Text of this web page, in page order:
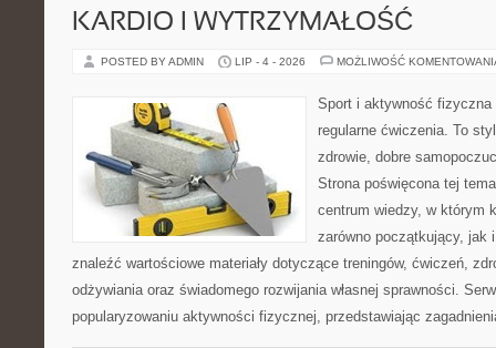
KARDIO I WYTRZYMAŁOŚĆ
POSTED BY ADMIN LIP - 4 - 2026 MOŻLIWOŚĆ
Sport i aktywność
regularne ćwiczenia. To
zdrowie, dobre
Strona poświęcona tej
centrum wiedzy, w którym
zarówno początkujący, jak
znaleźć wartościowe materiały dotyczące treningów, ćwiczeń,
odżywiania oraz świadomego rozwijania własnej sprawności.
popularyzowaniu aktywności fizycznej, przedstawiając